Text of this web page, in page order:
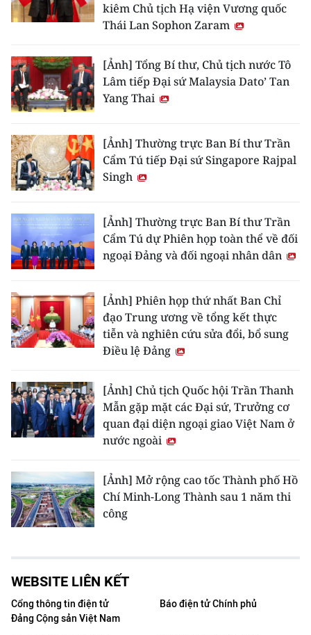
kiêm Chủ tịch Hạ viện Vương quốc
Thái Lan Sophon Zaram
[Ảnh] Tổng Bí thư, Chủ tịch nước Tô
Lâm tiếp Đại sứ Malaysia Dato’ Tan
Yang Thai
[Ảnh] Thường trực Ban Bí thư Trần
Cẩm Tú tiếp Đại sứ Singapore Rajpal
Singh
[Ảnh] Thường trực Ban Bí thư Trần
Cẩm Tú dự Phiên họp toàn thể về đối
ngoại Đảng và đối ngoại nhân dân
[Ảnh] Phiên họp thứ nhất Ban Chỉ
đạo Trung ương về tổng kết thực
tiễn và nghiên cứu sửa đổi, bổ sung
Điều lệ Đảng
[Ảnh] Chủ tịch Quốc hội Trần Thanh
Mẫn gặp mặt các Đại sứ, Trưởng cơ
quan đại diện ngoại giao Việt Nam ở
nước ngoài
[Ảnh] Mở rộng cao tốc Thành phố Hồ
Chí Minh-Long Thành sau 1 năm thi
công
WEBSITE LIÊN KẾT
Cổng thông tin điện tử
Đảng Cộng sản Việt Nam
Báo điện tử Chính phủ